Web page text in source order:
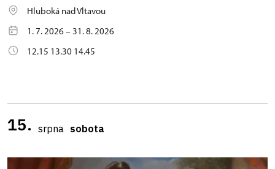
Hluboká nad Vltavou
1. 7. 2026 – 31. 8. 2026
12.15 13.30 14.45
15. srpna sobota